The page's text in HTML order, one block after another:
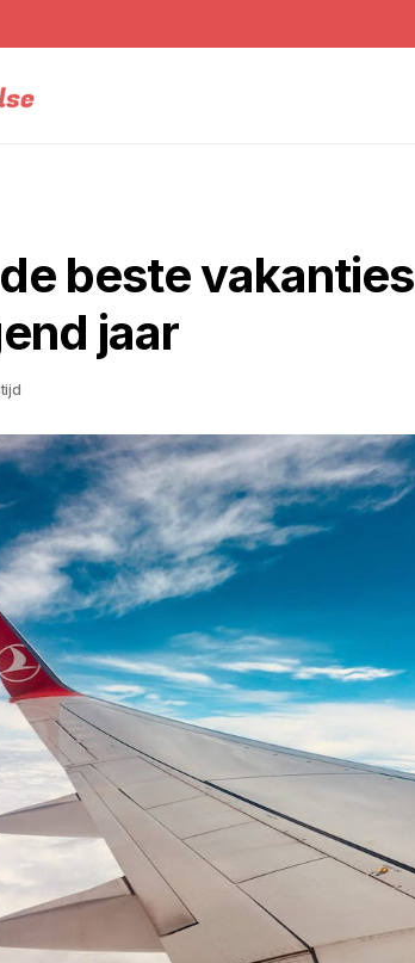
beste vakanties
jaar